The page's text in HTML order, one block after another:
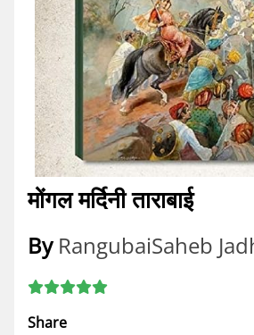
मोंगल मर्दिनी ताराबाई
By RangubaiSaheb
Share